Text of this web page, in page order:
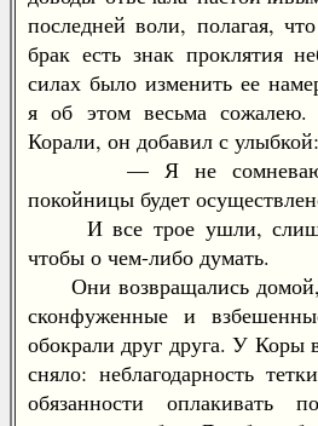
последней воли, полагая,
брак есть знак проклятия
силах было изменить ее
я об этом весьма
Корали, он добавил с улыбкой:
— Я не сомневаюсь,
покойницы будет
И все трое ушли,
чтобы о чем-либо думать.
Они возвращались домой,
сконфуженные и
обокрали друг друга. У Коры
сняло: неблагодарность
обязанности оплакивать